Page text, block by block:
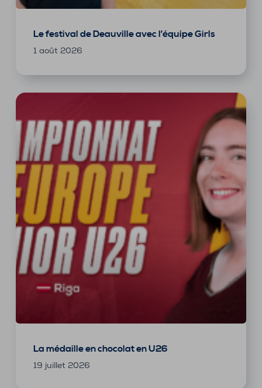
Le festival de Deauville avec l’équipe Girls
1 août 2026
La médaille en chocolat en U26
19 juillet 2026